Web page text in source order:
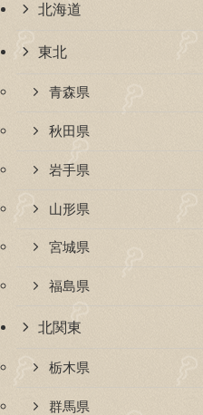
北海道
東北
青森県
秋田県
岩手県
山形県
宮城県
福島県
北関東
栃木県
群馬県